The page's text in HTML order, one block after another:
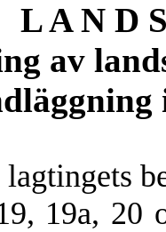
L A N D
av
19a, 20